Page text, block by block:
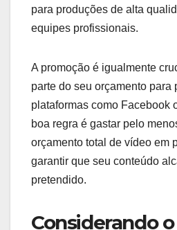
para produções de alta
equipes profissionais.
A promoção é igualmente
parte do seu orçamento para
plataformas como Facebook
boa regra é gastar pelo
orçamento total de vídeo em
garantir que seu conteúdo
pretendido.
Considerando